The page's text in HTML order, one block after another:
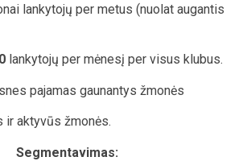
lankytojų per metus (nuolat augantis
lankytojų per mėnesį per visus klubus.
pajamas gaunantys žmonės
ir aktyvūs žmonės.
Segmentavimas: